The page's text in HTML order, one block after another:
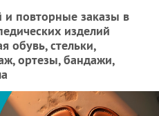
повторные заказы в
изделий
обувь, стельки,
ортезы, бандажи,